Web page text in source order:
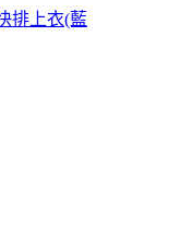
排上衣(藍